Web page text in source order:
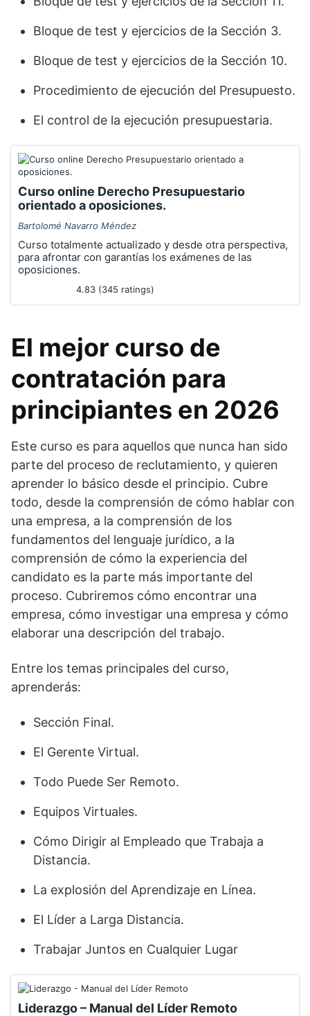
Bloque de test y ejercicios de la Sección 3.
Bloque de test y ejercicios de la Sección 10.
Procedimiento de ejecución del Presupuesto.
El control de la ejecución presupuestaria.
Curso online Derecho Presupuestario
orientado a oposiciones.
Bartolomé Navarro Méndez
Curso totalmente actualizado y desde otra perspectiva,
para afrontar con garantías los exámenes de las
oposiciones.
4.83 (345 ratings)
El mejor curso de
contratación para
principiantes en 2026
Este curso es para aquellos que nunca han sido
parte del proceso de reclutamiento, y quieren
aprender lo básico desde el principio. Cubre
todo, desde la comprensión de cómo hablar con
una empresa, a la comprensión de los
fundamentos del lenguaje jurídico, a la
comprensión de cómo la experiencia del
candidato es la parte más importante del
proceso. Cubriremos cómo encontrar una
empresa, cómo investigar una empresa y cómo
elaborar una descripción del trabajo.
Entre los temas principales del curso,
aprenderás:
Sección Final.
El Gerente Virtual.
Todo Puede Ser Remoto.
Equipos Virtuales.
Cómo Dirigir al Empleado que Trabaja a
Distancia.
La explosión del Aprendizaje en Línea.
El Líder a Larga Distancia.
Trabajar Juntos en Cualquier Lugar
Liderazgo – Manual del Líder Remoto